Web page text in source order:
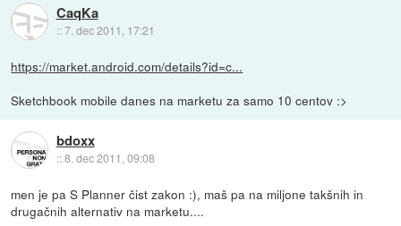
CaqKa
::7. dec 2011, 17:21
https://market.android.com/details?id=c...
Sketchbook mobile danes na marketu za samo 10 centov :>
bdoxx
::8. dec 2011, 09:08
men je pa S Planner čist zakon :), maš pa na miljone takšnih in
drugačnih alternativ na marketu....